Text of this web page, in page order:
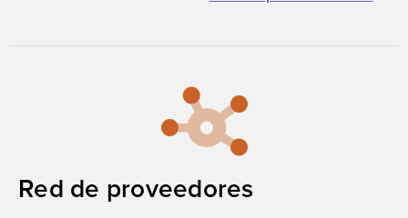
Red de proveedores